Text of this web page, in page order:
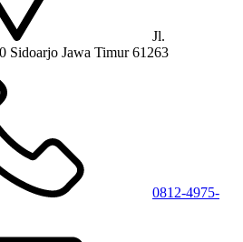
Jl.
Sidoarjo Jawa Timur 61263
0812-4975-